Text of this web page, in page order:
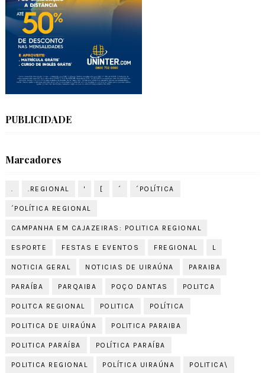
PUBLICIDADE
Marcadores
. .REGIONAL ' [ ´ ´POLÍTICA
´POLÍTICA REGIONAL
CAMPANHA EM CAJAZEIRAS: POLITICA REGIONAL
ESPORTE FESTAS E EVENTOS FREGIONAL L
NOTICIA GERAL NOTICIAS DE UIRAÚNA PARAIBA
PARAÍBA PARQAIBA POÇO DANTAS POLITCA
POLITCA REGIONAL POLITICA POLÍTICA
POLITICA DE UIRAÚNA POLITICA PARAIBA
POLITICA PARAÍBA POLÍTICA PARAÍBA
POLITICA REGIONAL POLÍTICA UIRAÚNA POLITICA\